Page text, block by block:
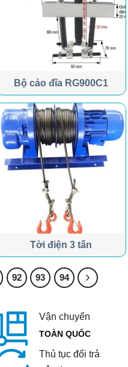
Bộ cảo đĩa RG900C1
Tời điện 3 tấn
92 93 94
Vận chuyển
TOÀN QUỐC
Thủ tục đổi trả